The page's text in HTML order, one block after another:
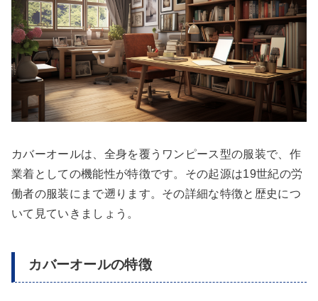
カバーオールは、全身を覆うワンピース型の服装で、作
業着としての機能性が特徴です。その起源は19世紀の労
働者の服装にまで遡ります。その詳細な特徴と歴史につ
いて見ていきましょう。
カバーオールの特徴